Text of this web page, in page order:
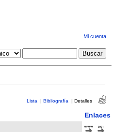
Mi cuenta
Lista | Bibliografía | Detalles
Enlaces